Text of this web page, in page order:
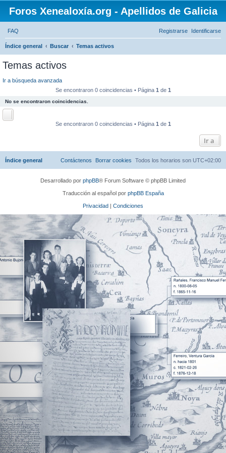
Foros Xenealoxía.org - Apellidos de Galicia
FAQ Identificarse
Registrarse
Índice general Buscar Temas activos
Temas activos
Ir a búsqueda avanzada
Se encontraron 0 coincidencias • Página 1 de 1
No se encontraron coincidencias.
Se encontraron 0 coincidencias • Página 1 de 1
Ir a
Índice general Todos los horarios son UTC+02:00
Borrar cookies
Contáctenos
Desarrollado por phpBB® Forum Software © phpBB Limited
Traducción al español por phpBB España
Privacidad | Condiciones